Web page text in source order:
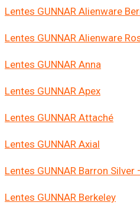
Lentes GUNNAR Alienware
Lentes GUNNAR Alienware
Lentes GUNNAR Anna
Lentes GUNNAR Apex
Lentes GUNNAR Attaché
Lentes GUNNAR Axial
Lentes GUNNAR Barron Silver
Lentes GUNNAR Berkeley